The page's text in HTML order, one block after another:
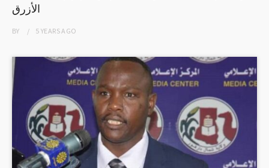
الأزرق
BY 5 YEARSAGO